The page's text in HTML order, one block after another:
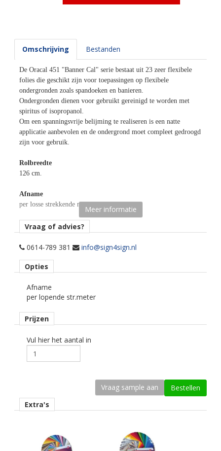
Omschrijving Bestanden
De Oracal 451 "Banner Cal" serie bestaat uit 23 zeer flexibele
folies die geschikt zijn voor toepassingen op flexibele
ondergronden zoals spandoeken en banieren.
Ondergronden dienen voor gebruikt gereinigd te worden met
spiritus of isopropanol.
Om een spanningsvrije belijming te realiseren is een natte
applicatie aanbevolen en de ondergrond moet compleet gedroogd
zijn voor gebruik.
Rolbreedte
126 cm.
Afname
per losse strekkende meter.
Opmerking
Niet op huifen/vrachtwagenzeilen toepassen!
opaak satijn gekleurde snijfolie voor banners.
kenmerk belijming
permanent, transparant, solvent gebaseerd.
Ondergrond
80 mu.
Rugpapier
Maximale krimp (mm)
Meer informatie
Vraag of advies?
0614-789 381 info@sign4sign.nl
Opties
Afname
per lopende str.meter
Prijzen
Vul hier het aantal in
Extra's